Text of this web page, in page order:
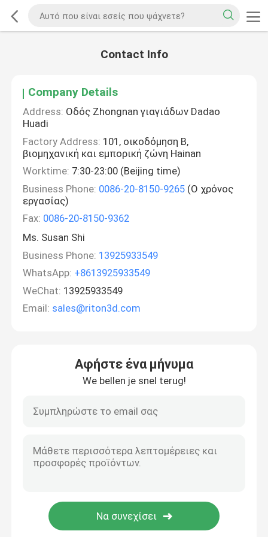
Contact Info
Company Details
Address: Οδός Zhongnan γιαγιάδων Dadao
Huadi
Factory Address: 101, οικοδόμηση Β,
βιομηχανική και εμπορική ζώνη Hainan
Worktime: 7:30-23:00 (Beijing time)
Business Phone: 0086-20-8150-9265 (Ο χρόνος
εργασίας)
Fax: 0086-20-8150-9362
Ms. Susan Shi
Business Phone: 13925933549
WhatsApp: +8613925933549
WeChat: 13925933549
Email: sales@riton3d.com
Αφήστε ένα μήνυμα
We bellen je snel terug!